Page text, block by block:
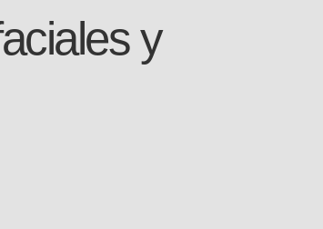
y